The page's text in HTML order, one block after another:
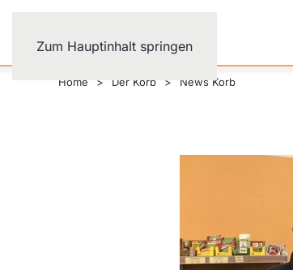
Zum Hauptinhalt springen
Home Der Korb News Korb